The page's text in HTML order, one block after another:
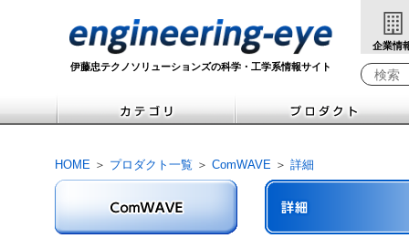
伊藤忠テクノソリューションズの科学・工学系情報サイト
企業情
Write
HOME ＞ プロダクト一覧 ＞ ComWAVE ＞ 詳細